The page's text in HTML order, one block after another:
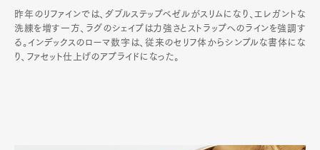
昨年のリファインでは、ダブルステップベゼルがスリムになり、エレガントな
洗練を増す一方、ラグのシェイプは力強さとストラップへのラインを強調す
る。インデックスのローマ数字は、従来のセリフ体からシンプルな書体にな
り、ファセット仕上げのアプライドになった。